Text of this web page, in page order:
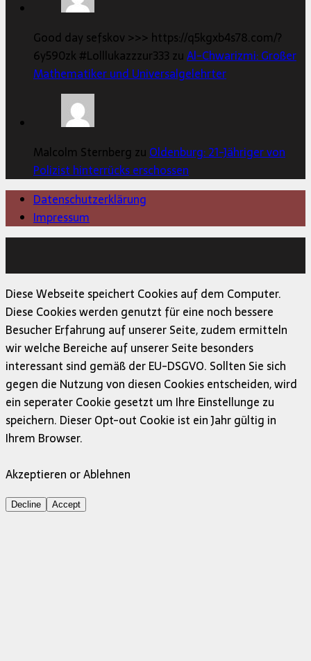
Good day sefskov >>> https://q5kgxb4s78.com/?
6y590zk #Lolllukazzzur333 zuAl-Chwarizmi: Großer
Mathematiker und Universalgelehrter
Malcolm Sternberg zu Oldenburg: 21-Jähriger von
Polizist hinterrücks erschossen
Datenschutzerklärung
Impressum
Diese Webseite speichert Cookies auf dem Computer.
Diese Cookies werden genutzt für eine noch bessere
Besucher Erfahrung auf unserer Seite, zudem ermitteln
wir welche Bereiche auf unserer Seite besonders
interessant sind gemäß der EU-DSGVO. Sollten Sie sich
gegen die Nutzung von diesen Cookies entscheiden, wird
ein seperater Cookie gesetzt um Ihre Einstellunge zu
speichern. Dieser Opt-out Cookie ist ein Jahr gültig in
Ihrem Browser.
Akzeptieren or Ablehnen
Decline Accept